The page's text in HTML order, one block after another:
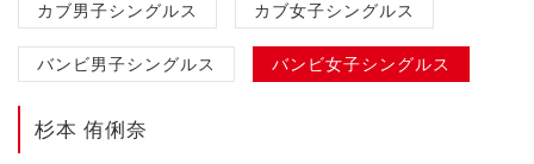
カブ男子シングルス カブ女子シングルス
バンビ男子シングルス バンビ女子シングルス
杉本 侑俐奈